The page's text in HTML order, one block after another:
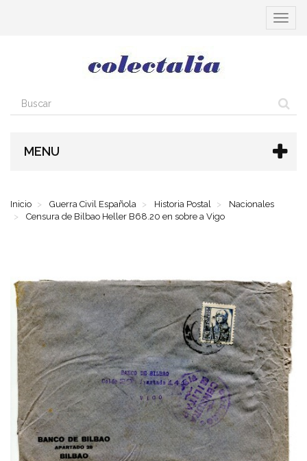
MENU
Inicio Guerra Civil Española Historia Postal
Nacionales
Censura de Bilbao Heller B68.20 en sobre a Vigo